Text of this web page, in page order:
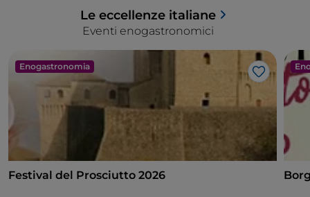
Eventi enogastronomici
Le eccellenze italiane
Enogastronomia
Like
Festival del Prosciutto 2026